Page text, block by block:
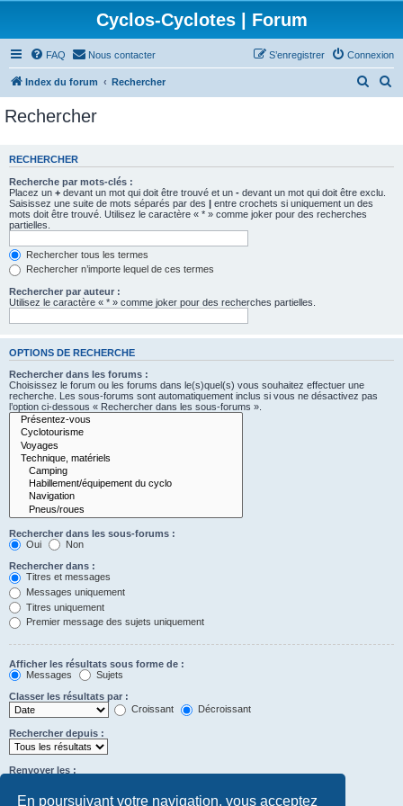
En poursuivant votre navigation, vous acceptez
Cyclos-Cyclotes | Forum
FAQ Nous contacter Connexion
S’enregistrer
Index du forum Rechercher
e
e
r
c
Rechercher
RECHERCHER
Recherche par mots-clés :
Placez un + devant un mot qui doit être trouvé et un - devant un mot qui doit être exclu.
Saisissez une suite de mots séparés par des | entre crochets si uniquement un des
mots doit être trouvé. Utilisez le caractère « * » comme joker pour des recherches
partielles.
Rechercher tous les termes
Rechercher n’importe lequel de ces termes
Rechercher par auteur :
Utilisez le caractère « * » comme joker pour des recherches partielles.
OPTIONS DE RECHERCHE
Rechercher dans les forums :
Choisissez le forum ou les forums dans le(s)quel(s) vous souhaitez effectuer une
recherche. Les sous-forums sont automatiquement inclus si vous ne désactivez pas
l’option ci-dessous « Rechercher dans les sous-forums ».
Rechercher dans les sous-forums :
Oui
Non
Rechercher dans :
Titres et messages
Messages uniquement
Titres uniquement
Premier message des sujets uniquement
Afficher les résultats sous forme de :
Messages
Sujets
Classer les résultats par :
Croissant
Décroissant
Rechercher depuis :
Renvoyer les :